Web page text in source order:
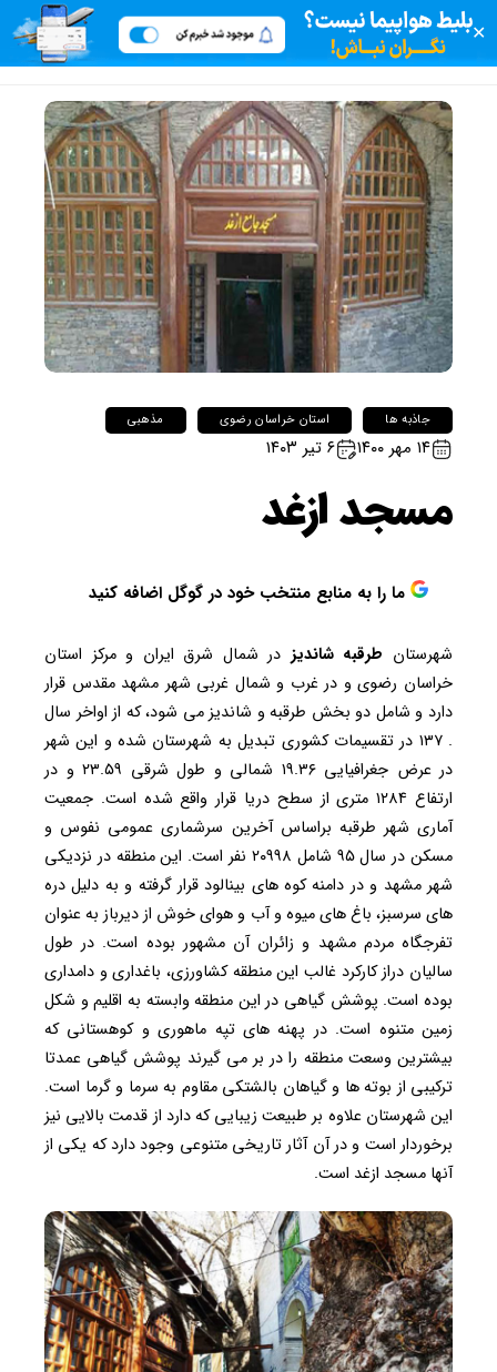
✕
جاذبه ها استان خراسان رضوی مذهبی
۱۴ مهر ۱۴۰۰ ۶ تیر ۱۴۰۳
مسجد ازغد
ما را به منابع منتخب خود در گوگل اضافه کنید
شهرستان طرقبه شاندیز در شمال شرق ایران و مرکز استان
خراسان رضوی و در غرب و شمال غربی شهر مشهد مقدس قرار
دارد و شامل دو بخش طرقبه و شاندیز می شود، که از اواخر سال
. ۱۳۷ در تقسیمات کشوری تبدیل به شهرستان شده و این شهر
در عرض جغرافیایی ۱۹.۳۶ شمالی و طول شرقی ۲۳.۵۹ و در
ارتفاع ۱۲۸۴ متری از سطح دریا قرار واقع شده است. جمعیت
آماری شهر طرقبه براساس آخرین سرشماری عمومی نفوس و
مسکن در سال ۹۵ شامل ۲۰۹۹۸ نفر است. این منطقه در نزدیکی
شهر مشهد و در دامنه کوه های بینالود قرار گرفته و به دلیل دره
های سرسبز، باغ های میوه و آب و هوای خوش از دیرباز به عنوان
تفرجگاه مردم مشهد و زائران آن مشهور بوده است. در طول
سالیان دراز کارکرد غالب این منطقه کشاورزی، باغداری و دامداری
بوده است. پوشش گیاهی در این منطقه وابسته به اقلیم و شکل
زمین متنوه است. در پهنه های تپه ماهوری و کوهستانی که
بیشترین وسعت منطقه را در بر می گیرند پوشش گیاهی عمدتا
ترکیبی از بوته ها و گیاهان بالشتکی مقاوم به سرما و گرما است.
این شهرستان علاوه بر طبیعت زیبایی که دارد از قدمت بالایی نیز
برخوردار است و در آن آثار تاریخی متنوعی وجود دارد که یکی از
آنها مسجد ازغد است.